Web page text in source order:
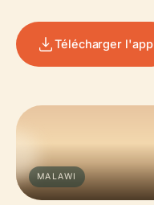
Télécharger l'app
MALAWI